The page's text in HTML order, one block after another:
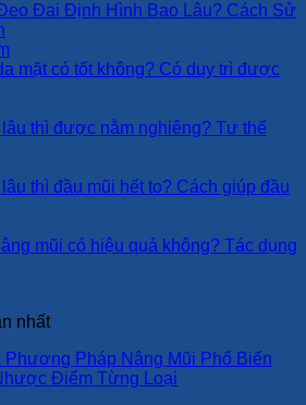
Đai Định Hình Bao Lâu? Cách Sử
mặt có tốt không? Có duy trì được
thì được nằm nghiêng? Tư thế
thì đầu mũi hết to? Cách giúp đầu
mũi có hiệu quả không? Tác dụng
nhất
Pháp Nâng Mũi Phổ Biến
Điểm Từng Loại